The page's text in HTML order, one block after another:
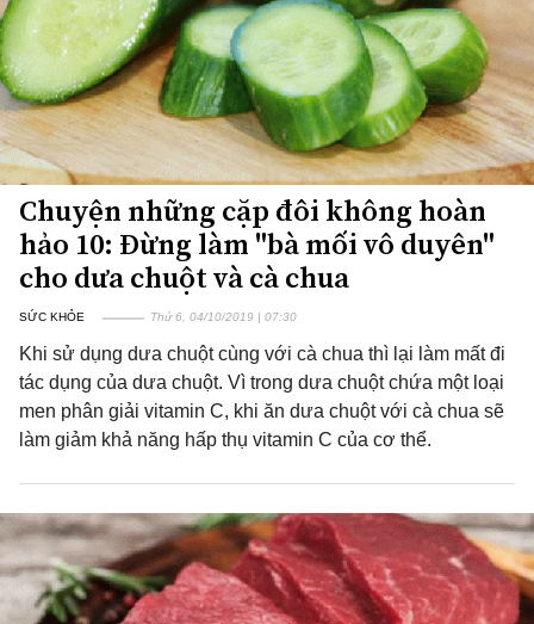
Chuyện những cặp đôi không hoàn
hảo 10: Đừng làm "bà mối vô duyên"
cho dưa chuột và cà chua
SỨC KHỎE Thứ 6, 04/10/2019 | 07:30
Khi sử dụng dưa chuột cùng với cà chua thì lại làm mất đi
tác dụng của dưa chuột. Vì trong dưa chuột chứa một loại
men phân giải vitamin C, khi ăn dưa chuột với cà chua sẽ
làm giảm khả năng hấp thụ vitamin C của cơ thể.